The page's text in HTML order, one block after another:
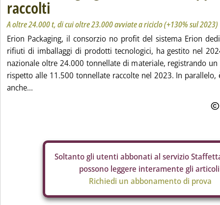
raccolti
A oltre 24.000 t, di cui oltre 23.000 avviate a riciclo (+130% sul 2023)
Erion Packaging, il consorzio no profit del sistema Erion
rifiuti di imballaggi di prodotti tecnologici, ha gestito nel
nazionale oltre 24.000 tonnellate di materiale, registrando
rispetto alle 11.500 tonnellate raccolte nel 2023. In parallelo,
anche...
Soltanto gli utenti abbonati al servizio
possono leggere interamente gli
Richiedi un abbonamento di prova